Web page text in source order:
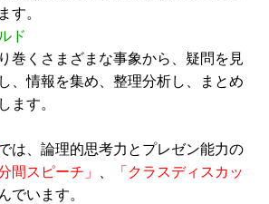
す。
ド
巻くさまざまな事象から、疑問を見
、情報を集め、整理分析し、まとめ
ます。
は、論理的思考力とプレゼン能力の
間スピーチ」 、
「クラスディスカッ
でいます。